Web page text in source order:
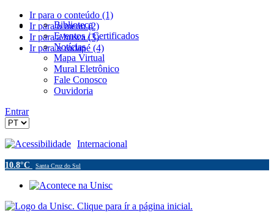
Ir para o conteúdo (1)
Ir para o menu (2)
Ir para a busca (3)
Ir para o rodapé (4)
Biblioteca
Eventos / Certificados
Notícias
Mapa Virtual
Mural Eletrônico
Fale Conosco
Ouvidoria
Entrar
Acessibilidade Internacional
10.8°C Santa Cruz do Sul